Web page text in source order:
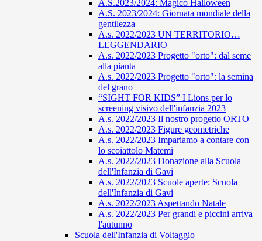
A.S.2023/2024: Magico Halloween
A.S. 2023/2024: Giornata mondiale della
gentilezza
A.s. 2022/2023 UN TERRITORIO…
LEGGENDARIO
A.s. 2022/2023 Progetto "orto": dal seme
alla pianta
A.s. 2022/2023 Progetto "orto": la semina
del grano
“SIGHT FOR KIDS” I Lions per lo
screening visivo dell'infanzia 2023
A.s. 2022/2023 Il nostro progetto ORTO
A.s. 2022/2023 Figure geometriche
A.s. 2022/2023 Impariamo a contare con
lo scoiattolo Matemi
A.s. 2022/2023 Donazione alla Scuola
dell'Infanzia di Gavi
A.s. 2022/2023 Scuole aperte: Scuola
dell'Infanzia di Gavi
A.s. 2022/2023 Aspettando Natale
A.s. 2022/2023 Per grandi e piccini arriva
l'autunno
Scuola dell'Infanzia di Voltaggio